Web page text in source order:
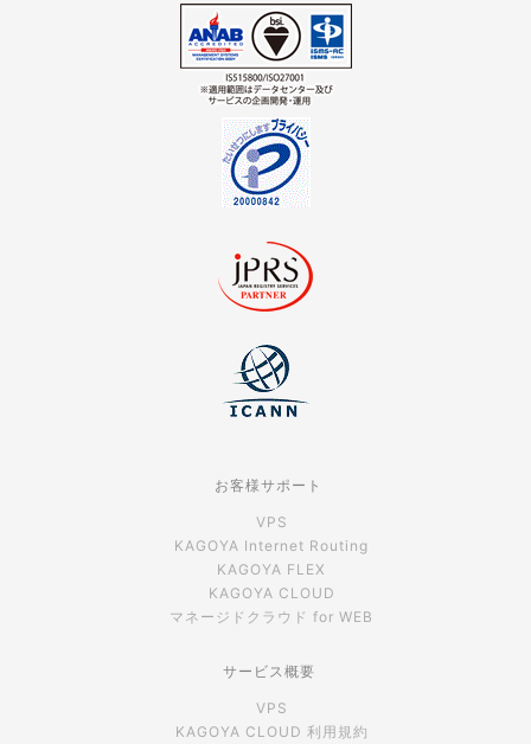
お客様サポート
VPS
KAGOYA Internet Routing
KAGOYA FLEX
KAGOYA CLOUD
マネージドクラウド for WEB
サービス概要
VPS
KAGOYA CLOUD 利用規約